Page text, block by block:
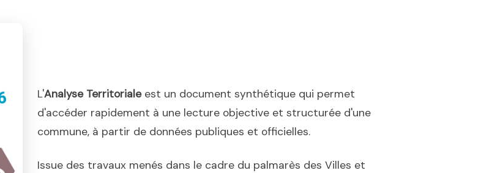
L'Analyse Territorialeest un document synthétique qui permet
d'accéder rapidement à une lecture objective et structurée d'une
commune, à partir de données publiques et officielles.
Issue des travaux menés dans le cadre du palmarès des Villes et